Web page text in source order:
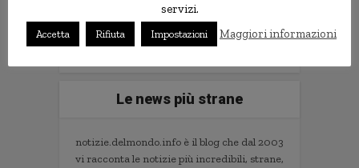
Le news più strane
notizie.delmondo.info è il blog che dal 2003
vi racconta le notizie più incredibili, strane,
servizi.
Accetta Rifiuta Impostazioni Maggiori informazioni